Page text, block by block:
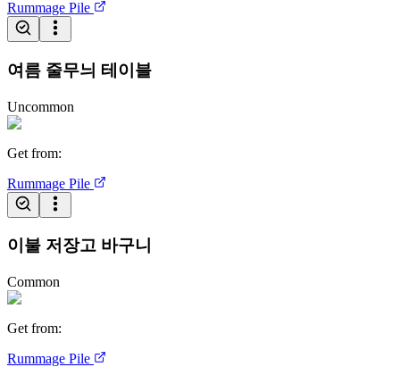
Rummage Pile
여름 줄무늬 테이블
Uncommon
Get from:
Rummage Pile
이불 저장고 바구니
Common
Get from:
Rummage Pile